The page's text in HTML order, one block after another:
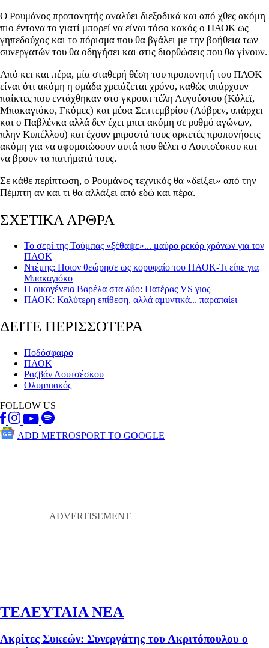
Ο Ρουμάνος προπονητής αναλύει διεξοδικά και από χθες ακόμη
πιο έντονα το γιατί μπορεί να είναι τόσο κακός ο ΠΑΟΚ ως
γηπεδούχος και το πόρισμα που θα βγάλει με την βοήθεια των
συνεργατών του θα οδηγήσει και στις διορθώσεις που θα γίνουν.
Από κει και πέρα, μία σταθερή θέση του προπονητή του ΠΑΟΚ
είναι ότι ακόμη η ομάδα χρειάζεται χρόνο, καθώς υπάρχουν
παίκτες που εντάχθηκαν στο γκρουπ τέλη Αυγούστου (Κόλεϊ,
Μπακαγιόκο, Γκόμες) και μέσα Σεπτεμβρίου (Λόβρεν, υπάρχει
και ο Παβλένκα αλλά δεν έχει μπει ακόμη σε ρυθμό αγώνων,
πλην Κυπέλλου) και έχουν μπροστά τους αρκετές προπονήσεις
ακόμη για να αφομοιώσουν αυτά που θέλει ο Λουτσέσκου και
να βρουν τα πατήματά τους.
Σε κάθε περίπτωση, ο Ρουμάνος τεχνικός θα «δείξει» από την
Πέμπτη αν και τι θα αλλάξει από εδώ και πέρα.
ΣΧΕΤΙΚΑ ΑΡΘΡΑ
Το σερί της Τούμπας «ξέθαψε»... μαύρο ρεκόρ χρόνων για τον
ΠΑΟΚ
Ντέμης: Ποιον θεώρησε ως κορυφαίο του ΠΑΟΚ-Τι είπε για
Μπακαγιόκο
Η οικογένεια Βαρέλα στα δύο: Πατέρας VS γιος
ΠΑΟΚ: Καλύτερη επίθεση, αλλά αμυντικά... παραπαίει
ΔΕΙΤΕ ΠΕΡΙΣΣΟΤΕΡΑ
Ποδόσφαιρο
ΠΑΟΚ
Ραζβάν Λουτσέσκου
Ολυμπιακός
FOLLOW US
ADD METROSPORT TO GOOGLE
ΤΕΛΕΥΤΑΙΑ ΝΕΑ
Ακρίτες Συκεών: Συνεργάτης του Ακριτόπουλου ο